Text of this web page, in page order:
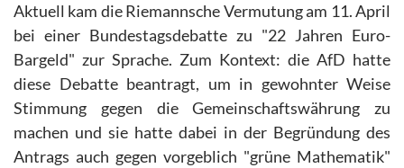
Aktuell kam die Riemannsche Vermutung am 11. April
bei einer Bundestagsdebatte zu "22 Jahren Euro-
Bargeld" zur Sprache. Zum Kontext: die AfD hatte
diese Debatte beantragt, um in gewohnter Weise
Stimmung gegen die Gemeinschaftswährung zu
machen und sie hatte dabei in der Begründung des
Antrags auch gegen vorgeblich "grüne Mathematik"